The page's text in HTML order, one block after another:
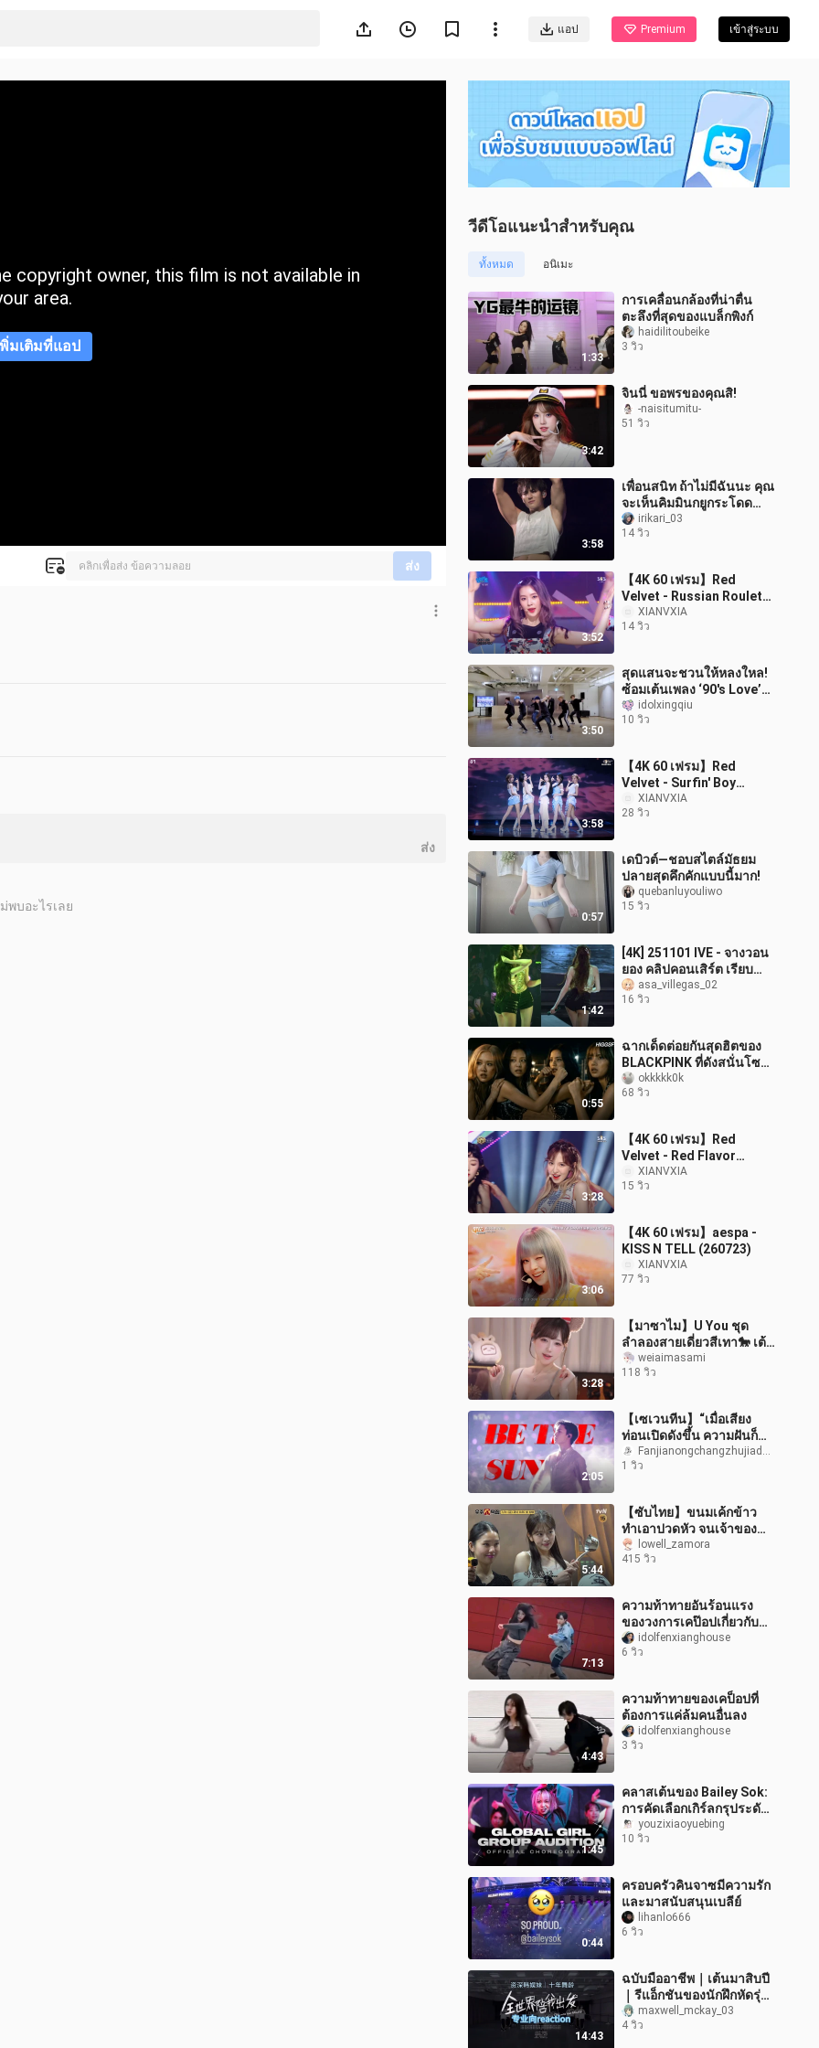
แอป Premium เข้าสู่ระบบ
copyright owner, this film is not available in
area.
มเติมที่แอป
ส่ง
วีดีโอแนะนำสำหรับคุณ
ทั้งหมด อนิเมะ
1:33
การเคลื่อนกล้องที่น่าตื่น
ตะลึงที่สุดของแบล็กพิงก์
haidilitoubeike
3 วิว
3:42
จินนี่ ขอพรของคุณสิ!
-naisitumitu-
51 วิว
3:58
เพื่อนสนิท ถ้าไม่มีฉันนะ คุณ
จะเห็นคิมมินกยูกระโดด
โชว์ไฮไลต์บนหน้าคุณได้
ไหม
irikari_03
14 วิว
3:52
【4K 60 เฟรม】Red
Velvet - Russian Roulette
(160911)
XIANVXIA
14 วิว
3:50
สุดแสนจะชวนให้หลงใหล!
ซ้อมเต้นเพลง ‘90's Love’
ของ NCT U
idolxingqiu
10 วิว
3:58
【4K 60 เฟรม】Red
Velvet - Surfin' Boy
(260802)
XIANVXIA
28 วิว
0:57
เดบิวต์—ชอบสไตล์มัธยม
ปลายสุดคึกคักแบบนี้มาก!
quebanluyouliwo
15 วิว
1:42
[4K] 251101 IVE - จางวอน
ยอง คลิปคอนเสิร์ต เรียบ
เรียงตัดต่อ 3
asa_villegas_02
16 วิว
0:55
ฉากเด็ดต่อยกันสุดฮิตของ
BLACKPINK ที่ดังสนั่นโซ
เชียลต่างประเทศ
okkkkk0k
68 วิว
3:28
【4K 60 เฟรม】Red
Velvet - Red Flavor
(170723)
XIANVXIA
15 วิว
3:06
【4K 60 เฟรม】aespa -
KISS N TELL (260723)
XIANVXIA
77 วิว
3:28
【มาซาไม】U You ชุด
ลำลองสายเดี่ยวสีเทา🐎 เต้น
ฮันนยู รีแอคเต้นตาม
weiaimasami
118 วิว
2:05
【เซเวนทีน】“เมื่อเสียง
ท่อนเปิดดังขึ้น ความฝันก็
หวนคืนสู่ BE THE SUN”
Fanjianongchangzhujiadeererzi
1 วิว
5:44
【ซับไทย】ขนมเค้กข้าว
ทำเอาปวดหัว จนเจ้าของ
ร้านยังสติแตก | 260715 ที
เซอร์ร้านขนมเค้กข้าวแห่ง
lowell_zamora
415 วิว
7:13
ความท้าทายอันร้อนแรง
ของวงการเคป๊อปเกี่ยวกับ
ชีวิตและความตาย
idolfenxianghouse
6 วิว
4:43
ความท้าทายของเคป็อปที่
ต้องการแค่ล้มคนอื่นลง
idolfenxianghouse
3 วิว
1:45
คลาสเต้นของ Bailey Sok:
การคัดเลือกเกิร์ลกรุประดับ
โลกโดย HYBE X GEFFEN
30 มี.ค. 2022
youzixiaoyuebing
10 วิว
0:44
ครอบครัวคินจาซมีความรัก
และมาสนับสนุนเบลีย์
lihanlo666
6 วิว
14:43
ฉบับมืออาชีพ｜เต้นมาสิบปี
｜รีแอ็กชันของนักฝึกหัดรุ่น
ที่ 4 แห่ง TF Family กับเพลง
“ทั่วโลกคอยเป็นเพื่อน
maxwell_mckay_03
4 วิว
ส่ง
พบอะไรเลย